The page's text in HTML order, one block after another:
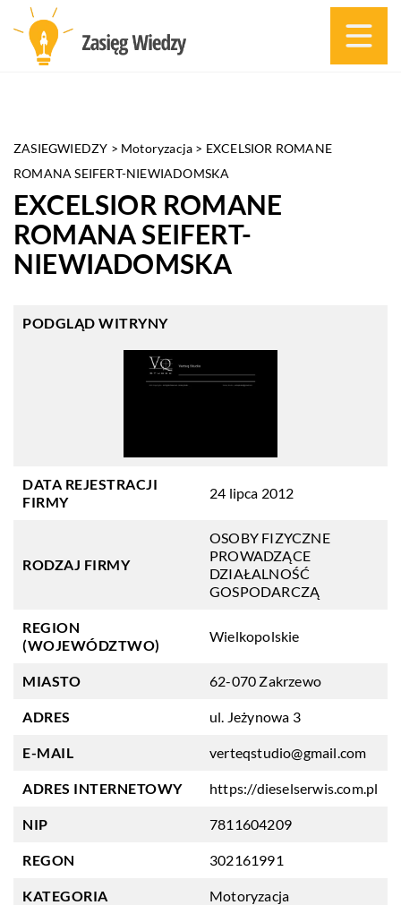
ZASIEGWIEDZY > Motoryzacja > EXCELSIOR ROMANE
ROMANA SEIFERT-NIEWIADOMSKA
EXCELSIOR ROMANE
ROMANA SEIFERT-
NIEWIADOMSKA
PODGLĄD WITRYNY
DATA REJESTRACJI
FIRMY
24 lipca 2012
RODZAJ FIRMY
OSOBY FIZYCZNE
PROWADZĄCE
DZIAŁALNOŚĆ
GOSPODARCZĄ
REGION
(WOJEWÓDZTWO)
Wielkopolskie
MIASTO 62-070 Zakrzewo
ADRES ul. Jeżynowa 3
E-MAIL verteqstudio@gmail.com
ADRES INTERNETOWY https://dieselserwis.com.pl
NIP 7811604209
REGON 302161991
KATEGORIA Motoryzacja